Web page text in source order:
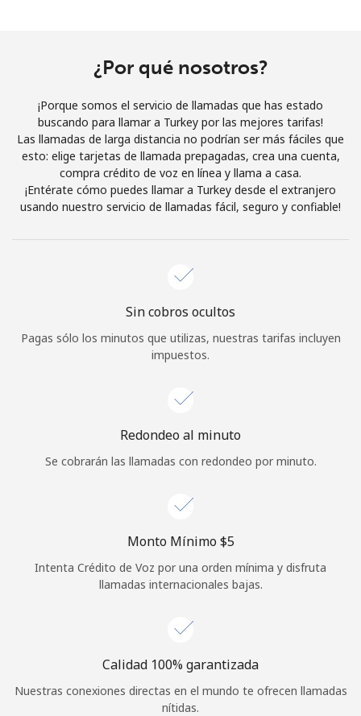
Únete
¡Hola!
Inicia sesión oREGÍSTRATE →
¿Olvidaste tu contraseña? →
o
Continuar con
¿Por qué nosotros?
¡Porque somos el servicio de llamadas que has estado
buscando para llamar a Turkey por las mejores tarifas!
Las llamadas de larga distancia no podrían ser más fáciles que
esto: elige tarjetas de llamada prepagadas, crea una cuenta,
compra crédito de voz en línea y llama a casa.
¡Entérate cómo puedes llamar a Turkey desde el extranjero
usando nuestro servicio de llamadas fácil, seguro y confiable!
Sin cobros ocultos
Pagas sólo los minutos que utilizas, nuestras tarifas incluyen
impuestos.
Redondeo al minuto
Se cobrarán las llamadas con redondeo por minuto.
Monto Mínimo ⁦$5⁩
Intenta Crédito de Voz por una orden mínima y disfruta
llamadas internacionales bajas.
Calidad 100% garantizada
Nuestras conexiones directas en el mundo te ofrecen llamadas
nítidas.